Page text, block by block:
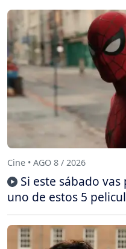
Cine • AGO 8 / 2026
Si este sábado
uno de estos 5